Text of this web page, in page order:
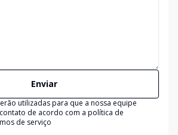
Enviar
utilizadas para que a nossa equipe
de acordo com a política de
de serviço